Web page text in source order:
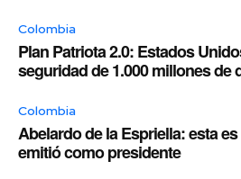
Colombia
Plan Patriota 2.0: Estados
seguridad de 1.000 millones de
Colombia
Abelardo de la Espriella: esta
emitió como presidente